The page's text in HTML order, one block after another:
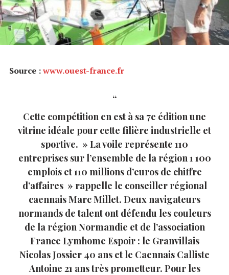
Source :www.ouest-france.fr
Cette compétition en est à sa 7e édition une
vitrine idéale pour cette filière industrielle et
sportive. » La voile représente 110
entreprises sur l’ensemble de la région 1 100
emplois et 110 millions d’euros de chiffre
d’affaires » rappelle le conseiller régional
caennais Marc Millet. Deux navigateurs
normands de talent ont défendu les couleurs
de la région Normandie et de l’association
France Lymhome Espoir : le Granvillais
Nicolas Jossier 40 ans et le Caennais Calliste
Antoine 21 ans très prometteur. Pour les